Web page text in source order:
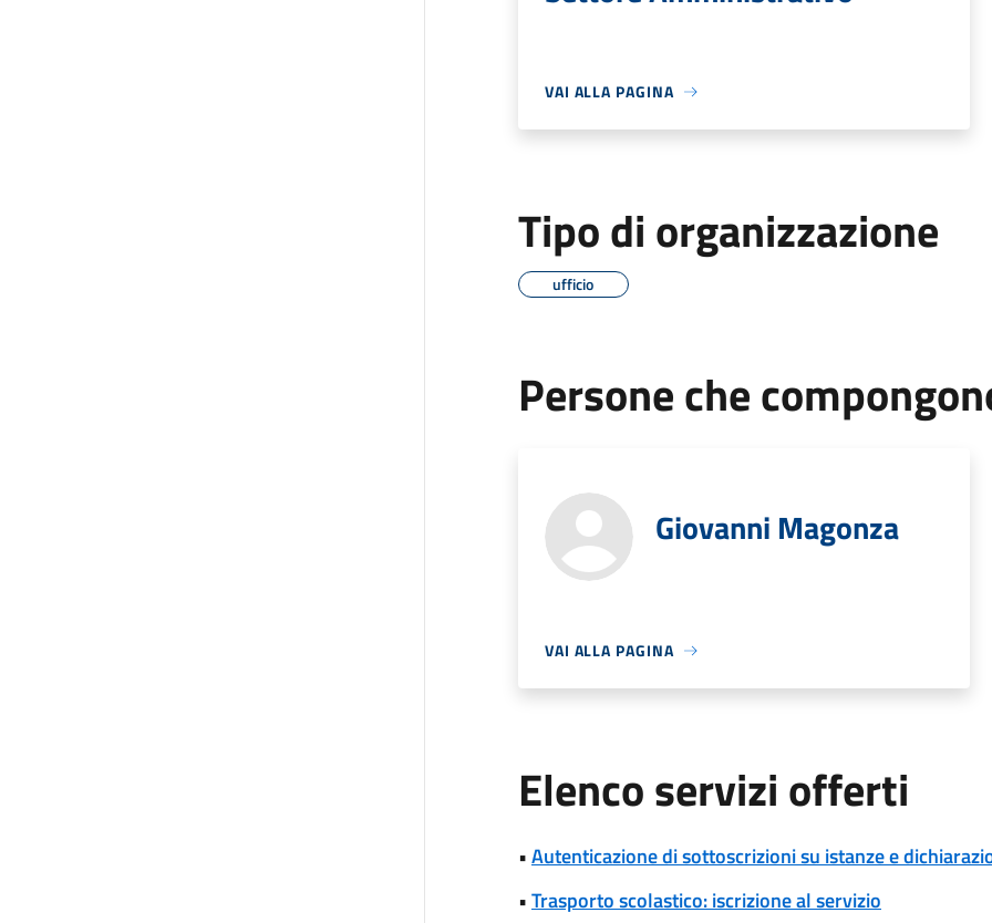
VAI ALLA PAGINA
Tipo di organizzazione
ufficio
Persone che
Giovanni Magonza
VAI ALLA PAGINA
Elenco servizi offerti
•Autenticazione di sottoscrizioni su istanze e
•Trasporto scolastico: iscrizione al servizio